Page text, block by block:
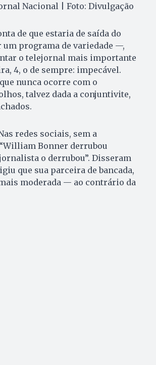
Nacional | Foto: Divulgação
de que estaria de saída do
um programa de variedade —,
o telejornal mais importante
4, o de sempre: impecável.
nunca ocorre com o
talvez dada a conjuntivite,
redes sociais, sem a
Bonner derrubou
o derrubou”. Disseram
que sua parceira de bancada,
moderada — ao contrário da